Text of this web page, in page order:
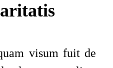
visum fuit de